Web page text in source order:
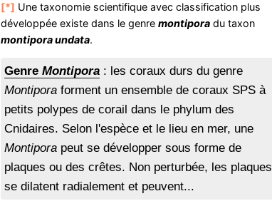
[*] Une taxonomie scientifique avec classification plus
développée existe dans le genremontipora du taxon
montipora undata.
GenreMontipora : les coraux durs du genre
Montipora forment un ensemble de coraux SPS à
petits polypes de corail dans le phylum des
Cnidaires. Selon l'espèce et le lieu en mer, une
Montipora peut se développer sous forme de
plaques ou des crêtes. Non perturbée, les plaques
se dilatent radialement et peuvent...